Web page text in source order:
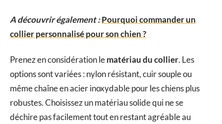
A découvrir également :Pourquoi commander un
collier personnalisé pour son chien ?
Prenez en considération lematériau du collier. Les
options sont variées : nylon résistant, cuir souple ou
même chaîne en acier inoxydable pour les chiens plus
robustes. Choisissez un matériau solide qui ne se
déchire pas facilement tout en restant agréable au